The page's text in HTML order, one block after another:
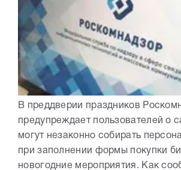
В преддверии праздников
предупреждает пользователей о
могут незаконно собирать
при заполнении формы покупки
новогодние мероприятия. Как